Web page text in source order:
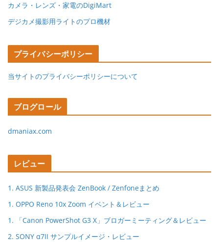
カメラ・レンズ・家電のDigiMart
デジカメ撮影用ライトのプロ機材
プライバシーポリシー
当サイトのプライバシーポリシーについて
ブログロール
dmaniax.com
レビュー
1. ASUS 新製品発表会 ZenBook / Zenfoneまとめ
1. OPPO Reno 10x Zoom イベント＆レビュー
1. 「Canon PowerShot G3 X」ブロガーミーティング＆レビュー
2. SONY α7II サンプルイメージ・レビュー